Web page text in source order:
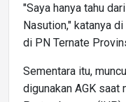
"Saya hanya tahu
Nasution," katanya
di PN Ternate
Sementara itu,
digunakan AGK saat